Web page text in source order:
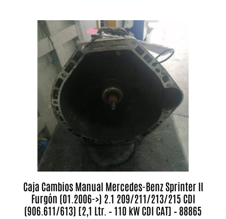
Caja Cambios Manual Mercedes-Benz Sprinter II
Furgón (01.2006->) 2.1 209/211/213/215 CDI
(906.611/613) [2,1 Ltr. – 110 kW CDI CAT] – 88865